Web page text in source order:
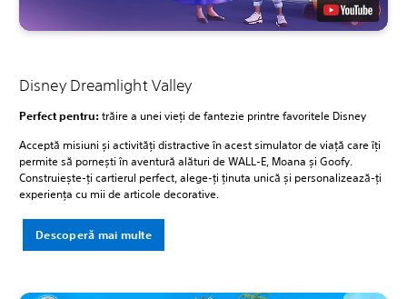
Disney Dreamlight Valley
Perfect pentru:trăire a unei vieți de fantezie printre favoritele Disney
Acceptă misiuni și activități distractive în acest simulator de viață care îți
permite să pornești în aventură alături de WALL-E, Moana și Goofy.
Construiește-ți cartierul perfect, alege-ți ținuta unică și personalizează-ți
experiența cu mii de articole decorative.
Descoperă mai multe